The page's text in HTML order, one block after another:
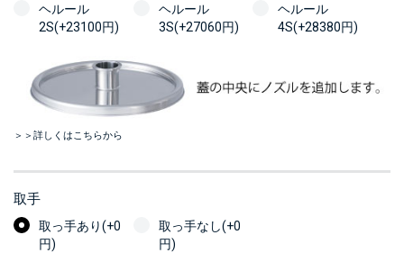
ヘルール
2S(+23100円)
ヘルール
3S(+27060円)
ヘルール
4S(+28380円)
＞＞詳しくはこちらから
取手
取っ手あり(+0
円)
取っ手なし(+0
円)